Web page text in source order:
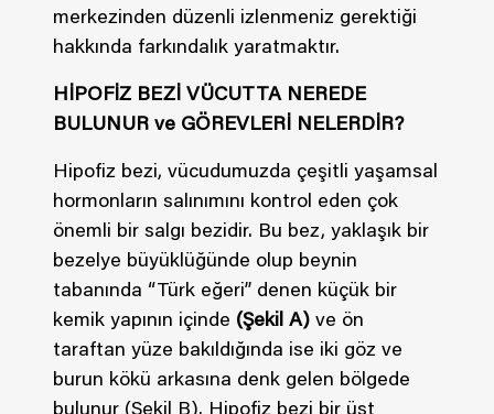
merkezinden düzenli izlenmeniz gerektiği
hakkında farkındalık yaratmaktır.
HİPOFİZ BEZİ VÜCUTTA NEREDE
BULUNUR ve GÖREVLERİ NELERDİR?
Hipofiz bezi, vücudumuzda çeşitli yaşamsal
hormonların salınımını kontrol eden çok
önemli bir salgı bezidir. Bu bez, yaklaşık bir
bezelye büyüklüğünde olup beynin
tabanında “Türk eğeri” denen küçük bir
kemik yapının içinde (Şekil A) ve ön
taraftan yüze bakıldığında ise iki göz ve
burun kökü arkasına denk gelen bölgede